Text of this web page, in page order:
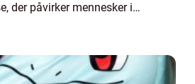
der påvirker mennesker i